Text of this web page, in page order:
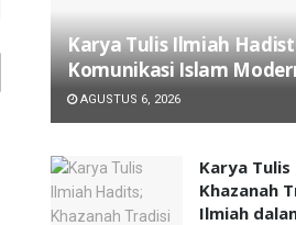
Karya Tulis Ilmiah
Komunikasi Islam
AGUSTUS 6, 2026
Karya
Khazanah
Ilmiah